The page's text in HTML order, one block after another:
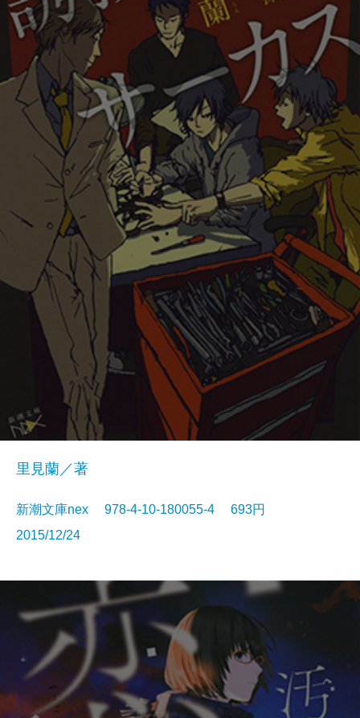
里見蘭／著
新潮文庫nex 978-4-10-180055-4 693円
2015/12/24